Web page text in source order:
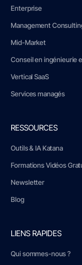
Enterprise
Management
Mid-Market
Conseil en ingénieurie
Vertical SaaS
Services managés
RESSOURCES
Outils & IA Katana
Formations Vidéos
Newsletter
Blog
LIENS RAPIDES
Qui sommes-nous ?